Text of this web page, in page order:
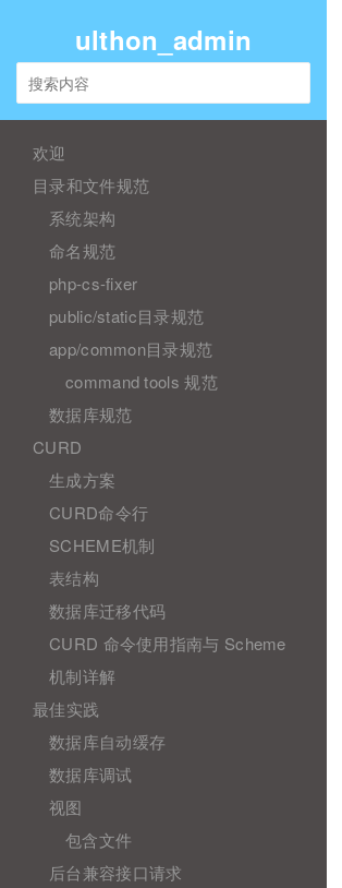
ulthon_admin
欢迎
目录和文件规范
系统架构
命名规范
php-cs-fixer
public/static目录规范
app/common目录规范
command tools 规范
数据库规范
CURD
生成方案
CURD命令行
SCHEME机制
表结构
数据库迁移代码
CURD 命令使用指南与 Scheme
机制详解
最佳实践
数据库自动缓存
数据库调试
视图
包含文件
后台兼容接口请求